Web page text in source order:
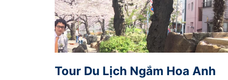
Tour Du Lịch Ngắm Hoa Anh